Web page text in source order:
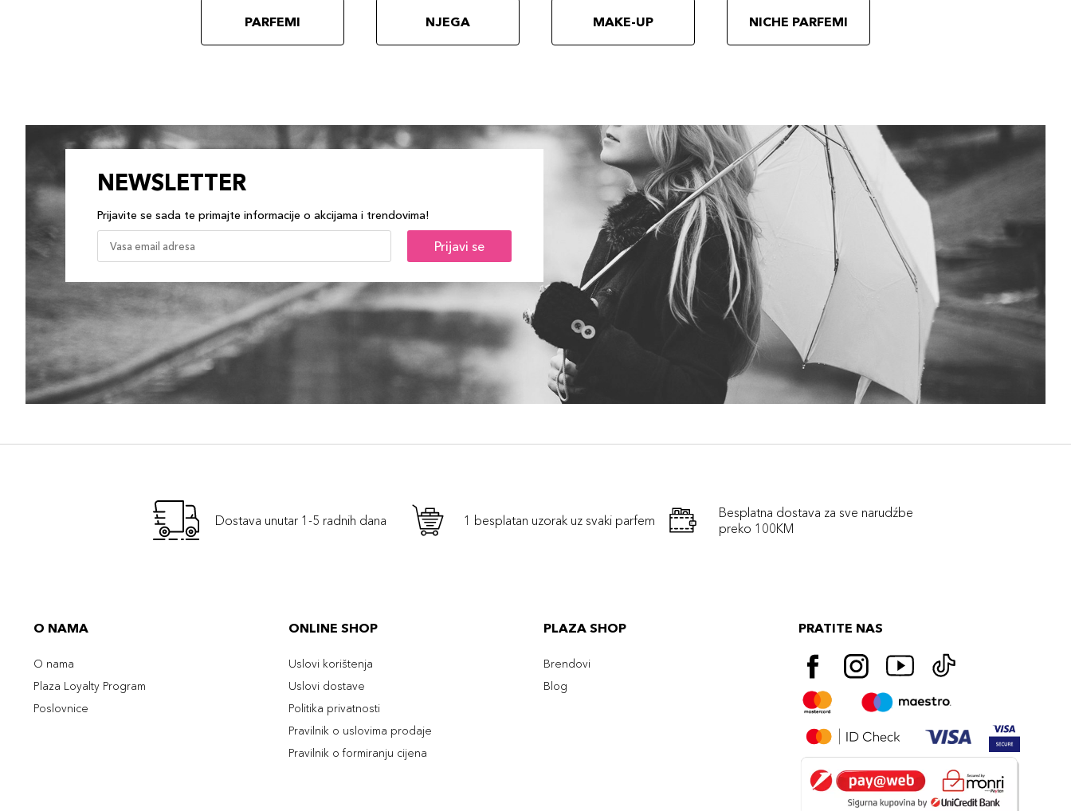
PARFEMI NJEGA MAKE-UP NICHE PARFEMI
NEWSLETTER
Prijavite se sada te primajte informacije o akcijama i trendovima!
Prijavi se
Dostava unutar 1-5 radnih dana 1 besplatan uzorak uz svaki parfem
Besplatna dostava za sve narudźbe
preko 100KM
O NAMA
O nama
Plaza Loyalty Program
Poslovnice
ONLINE SHOP
Uslovi korištenja
Uslovi dostave
Politika privatnosti
Pravilnik o uslovima prodaje
Pravilnik o formiranju cijena
PLAZA SHOP
Brendovi
Blog
PRATITE NAS